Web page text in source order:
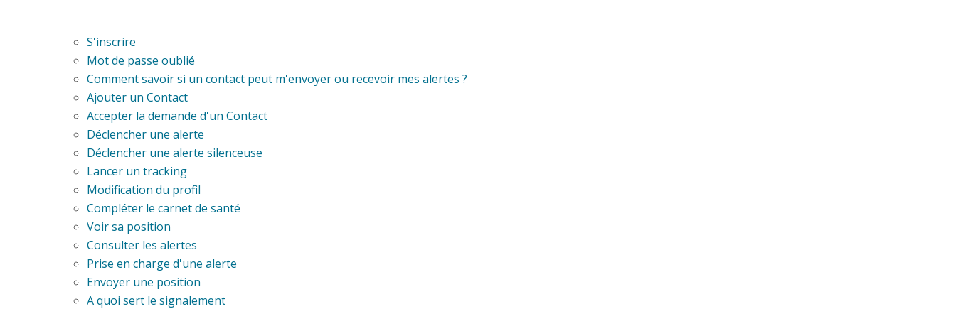
S'inscrire
Mot de passe oublié
Comment savoir si un contact peut m'envoyer ou recevoir mes alertes ?
Ajouter un Contact
Accepter la demande d'un Contact
Déclencher une alerte
Déclencher une alerte silenceuse
Lancer un tracking
Modification du profil
Compléter le carnet de santé
Voir sa position
Consulter les alertes
Prise en charge d'une alerte
Envoyer une position
A quoi sert le signalement